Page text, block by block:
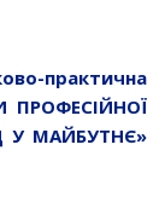
практична
ПРОФЕСІЙНОЇ
У МАЙБУТНЄ»